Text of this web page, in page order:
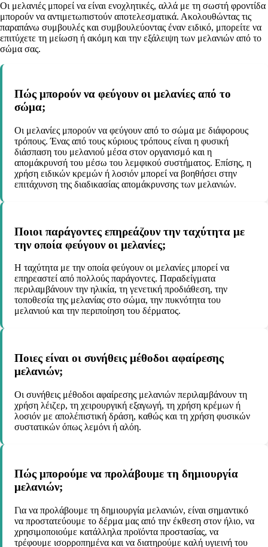
Οι μελανιές μπορεί να είναι ενοχλητικές, αλλά με τη σωστή φροντίδα
μπορούν να αντιμετωπιστούν αποτελεσματικά. Ακολουθώντας τις
παραπάνω συμβουλές και συμβουλεύοντας έναν ειδικό, μπορείτε να
επιτύχετε τη μείωση ή ακόμη και την εξάλειψη των μελανιών από το
σώμα σας.
Πώς μπορούν να φεύγουν οι μελανίες από το
σώμα;
Οι μελανίες μπορούν να φεύγουν από το σώμα με διάφορους
τρόπους. Ένας από τους κύριους τρόπους είναι η φυσική
διάσπαση του μελανιού μέσα στον οργανισμό και η
απομάκρυνσή του μέσω του λεμφικού συστήματος. Επίσης, η
χρήση ειδικών κρεμών ή λοσιόν μπορεί να βοηθήσει στην
επιτάχυνση της διαδικασίας απομάκρυνσης των μελανιών.
Ποιοι παράγοντες επηρεάζουν την ταχύτητα με
την οποία φεύγουν οι μελανίες;
Η ταχύτητα με την οποία φεύγουν οι μελανίες μπορεί να
επηρεαστεί από πολλούς παράγοντες. Παραδείγματα
περιλαμβάνουν την ηλικία, τη γενετική προδιάθεση, την
τοποθεσία της μελανίας στο σώμα, την πυκνότητα του
μελανιού και την περιποίηση του δέρματος.
Ποιες είναι οι συνήθεις μέθοδοι αφαίρεσης
μελανιών;
Οι συνήθεις μέθοδοι αφαίρεσης μελανιών περιλαμβάνουν τη
χρήση λέιζερ, τη χειρουργική εξαγωγή, τη χρήση κρέμων ή
λοσιόν με απολέπιστική δράση, καθώς και τη χρήση φυσικών
συστατικών όπως λεμόνι ή αλόη.
Πώς μπορούμε να προλάβουμε τη δημιουργία
μελανιών;
Για να προλάβουμε τη δημιουργία μελανιών, είναι σημαντικό
να προστατεύουμε το δέρμα μας από την έκθεση στον ήλιο, να
χρησιμοποιούμε κατάλληλα προϊόντα προστασίας, να
τρέφουμε ισορροπημένα και να διατηρούμε καλή υγιεινή του